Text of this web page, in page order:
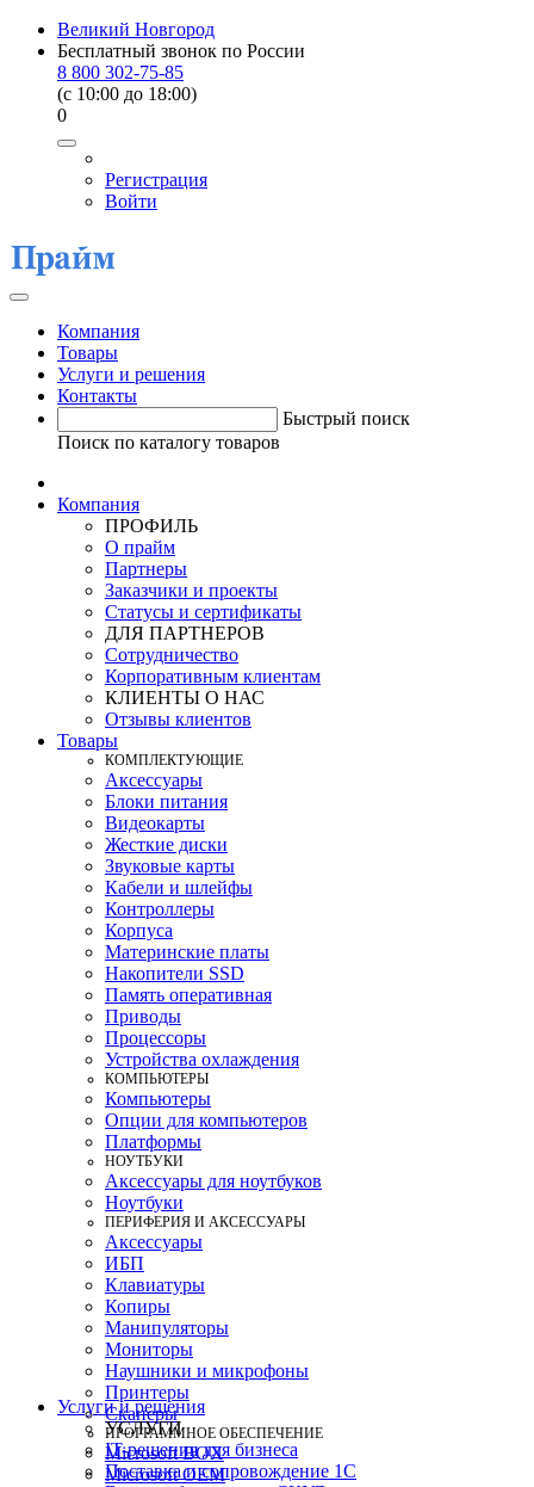
Великий Новгород
Бесплатный звонок по России
8 800 302-75-85
(c 10:00 до 18:00)
0
Регистрация
Войти
Компания
Товары
Услуги и решения
Контакты
Быстрый поиск
Поиск по каталогу товаров
Компания
ПРОФИЛЬ
О прайм
Партнеры
Заказчики и проекты
Статусы и сертификаты
ДЛЯ ПАРТНЕРОВ
Сотрудничество
Корпоративным клиентам
КЛИЕНТЫ О НАС
Отзывы клиентов
Товары
КOМПЛЕКТУЮЩИЕ
Аксессуары
Блоки питания
Видеокарты
Жесткие диски
Звуковые карты
Кабели и шлейфы
Контроллеры
Корпуса
Материнские платы
Накопители SSD
Память оперативная
Приводы
Процессоры
Устройства охлаждения
КОМПЬЮТЕРЫ
Компьютеры
Опции для компьютеров
Платформы
НОУТБУКИ
Аксессуары для ноутбуков
Ноутбуки
ПЕРИФЕРИЯ И АКСЕССУАРЫ
Аксессуары
ИБП
Клавиатуры
Копиры
Манипуляторы
Мониторы
Наушники и микрофоны
Принтеры
Сканеры
ПРОГРАММНОЕ ОБЕСПЕЧЕНИЕ
Microsoft BOX
Microsoft OEM
Услуги и решения
УСЛУГИ
IT-решения для бизнеса
Поставка и сопровождение 1C